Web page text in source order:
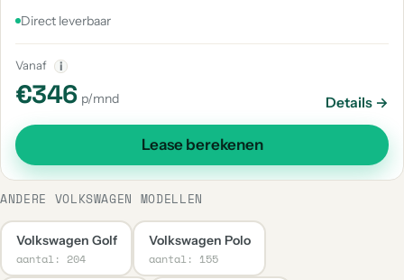
Direct leverbaar
Vanaf i
€346 p/mnd Details →
Lease berekenen
ANDERE VOLKSWAGEN MODELLEN
Volkswagen Golf
aantal: 204
Volkswagen Polo
aantal: 155